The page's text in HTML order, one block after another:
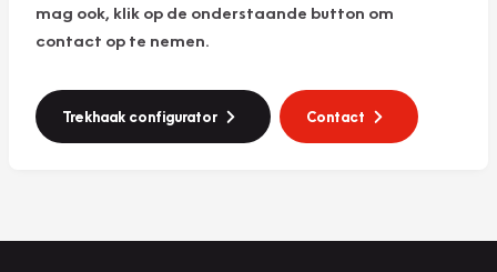
mag ook, klik op de onderstaande button om
contact op te nemen.
Trekhaak configurator Contact